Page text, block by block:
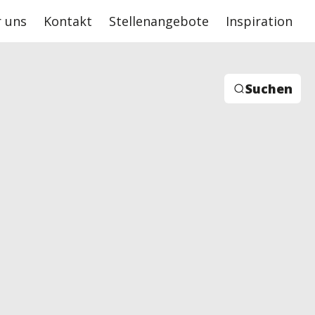
uns Kontakt Stellenangebote Inspiration
Suchen